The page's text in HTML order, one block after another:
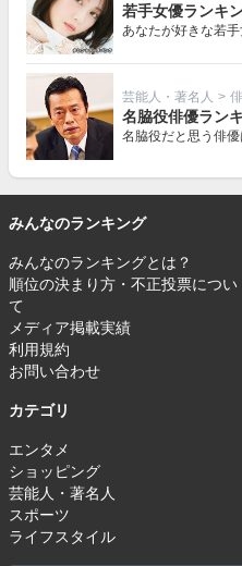
若手女優ランキ
あなたが好きな若手
芸能人・著名人 >
名脇役俳優ラン
名脇役だと思う俳優
みんなのランキング
みんなのランキングとは？
順位の決まり方・不正投票につい
て
メディア掲載実績
利用規約
お問い合わせ
カテゴリ
エンタメ
ショッピング
芸能人・著名人
スポーツ
ライフスタイル